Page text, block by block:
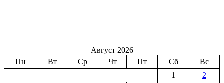
Август 2026
Пн
Вт Ср Чт Пт Сб
Вс
1
2